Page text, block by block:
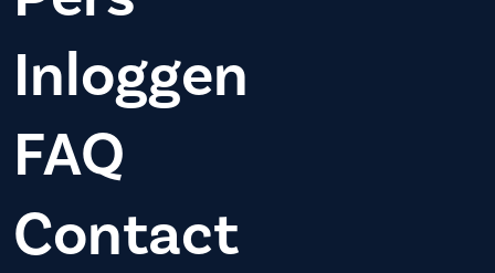
Inloggen
FAQ
Contact